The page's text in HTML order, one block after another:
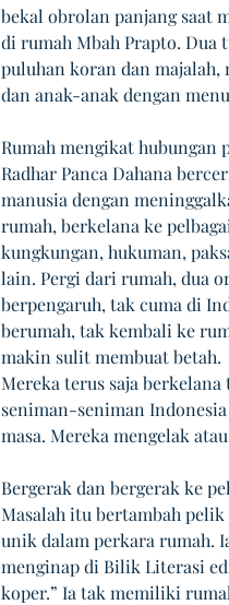
bekal obrolan panjang saat
di rumah Mbah Prapto. Dua
puluhan koran dan
dan anak-anak dengan
Rumah mengikat hubungan
Radhar Panca Dahana
manusia dengan
rumah, berkelana ke
kungkungan, hukuman,
lain. Pergi dari rumah, dua
berpengaruh, tak cuma di
berumah, tak kembali ke
makin sulit membuat betah.
Mereka terus saja
seniman-seniman
masa. Mereka mengelak
Bergerak dan bergerak ke
Masalah itu bertambah
unik dalam perkara rumah.
menginap di Bilik Literasi
koper.” Ia tak memiliki